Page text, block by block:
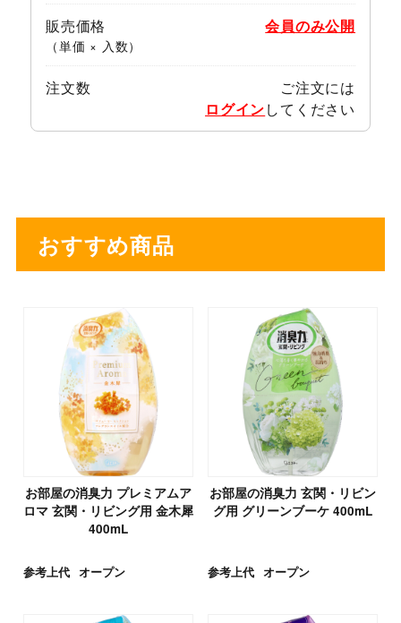
販売価格
（単価 × 入数）
会員のみ公開
注文数
ご注文には
ログインしてください
おすすめ商品
お部屋の消臭力 プレミアムア
ロマ 玄関・リビング用 金木犀
400mL
参考上代 オープン
お部屋の消臭力 玄関・リビン
グ用 グリーンブーケ 400mL
参考上代 オープン